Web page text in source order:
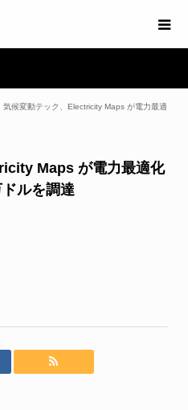
気候変動テック、Electricity Maps が電力最適
Maps が電力最適化
ルを調達